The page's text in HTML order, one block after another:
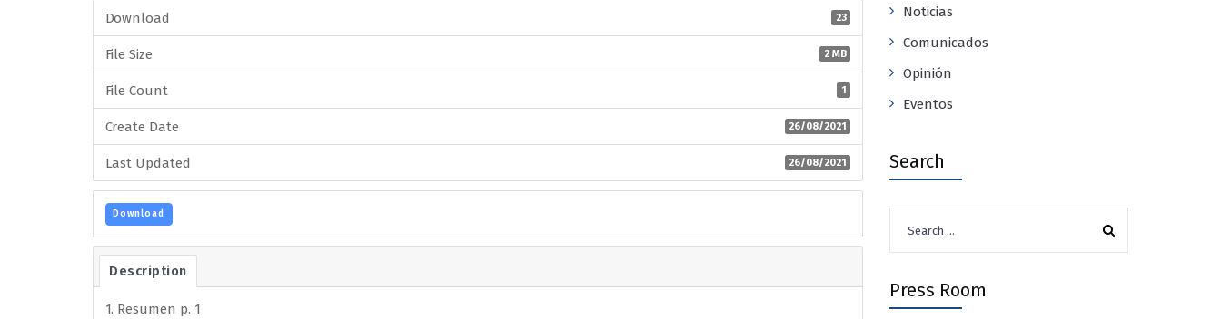
Download 23
File Size 2 MB
File Count 1
Create Date 26/08/2021
Last Updated 26/08/2021
Download
Description
1. Resumen p. 1
Noticias
Comunicados
Opinión
Eventos
Search
for:
Press Room